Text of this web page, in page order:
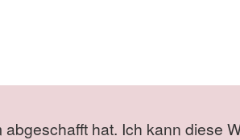
hat. Ich kann diese